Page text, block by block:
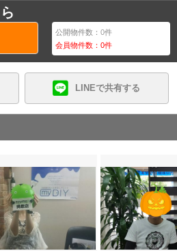
公開物件数：0件
会員物件数：0件
LINEで共有する